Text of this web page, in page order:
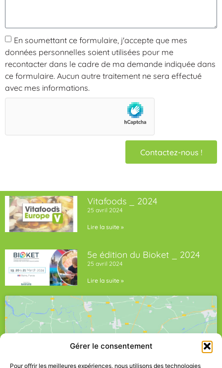
Gérer le consentement
Pour offrir les meilleures expériences, nous utilisons des technologies
En soumettant ce formulaire, j'accepte que mes
données personnelles soient utilisées pour me
recontacter dans le cadre de ma demande indiquée dans
ce formulaire. Aucun autre traitement ne sera effectué
avec mes informations.
Contactez-nous !
Vitafoods _ 2024
25 avril 2024
Lire la suite »
5e édition du Bioket _ 2024
25 avril 2024
Lire la suite »
Cliquez pour accepter les cookies